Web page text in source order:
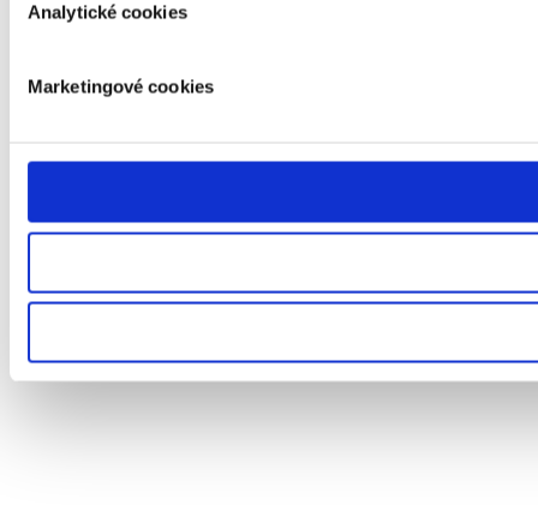
Analytické cookies
Marketingové cookies